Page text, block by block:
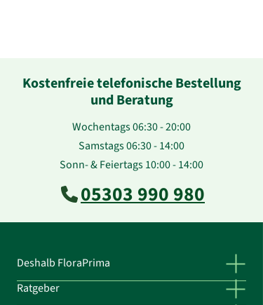
Kostenfreie telefonische Bestellung
und Beratung
Wochentags 06:30 - 20:00
Samstags 06:30 - 14:00
Sonn- & Feiertags 10:00 - 14:00
05303 990 980
Deshalb FloraPrima
Ratgeber